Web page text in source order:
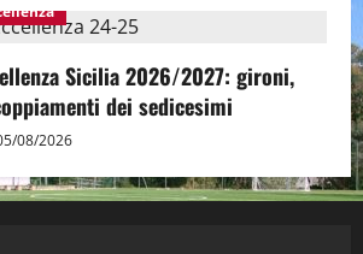
Sicilia 2026/2027: gironi,
dei sedicesimi
08/2026